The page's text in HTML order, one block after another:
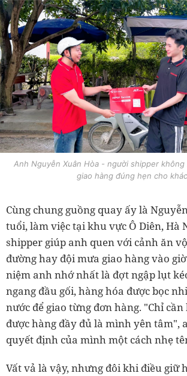
Anh Nguyễn Xuân Hòa - người shipper
giao hàng đúng hẹn cho
Cùng chung guồng quay ấy là
tuổi, làm việc tại khu vực Ô Diên, Hà
shipper giúp anh quen với cảnh ăn
đường hay đội mưa giao hàng vào
niệm anh nhớ nhất là đợt ngập lụt
ngang đầu gối, hàng hóa được bọc
nước để giao từng đơn hàng. "Chỉ
được hàng đầy đủ là mình yên tâm",
quyết định của mình một cách nhẹ
Vất vả là vậy, nhưng đôi khi điều giữ